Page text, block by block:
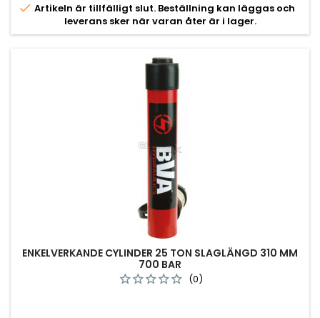
 Artikeln är tillfälligt slut. Beställning kan läggas och
leverans sker när varan åter är i lager.
ENKELVERKANDE CYLINDER 25 TON SLAGLÄNGD 310 MM
700 BAR
(0)